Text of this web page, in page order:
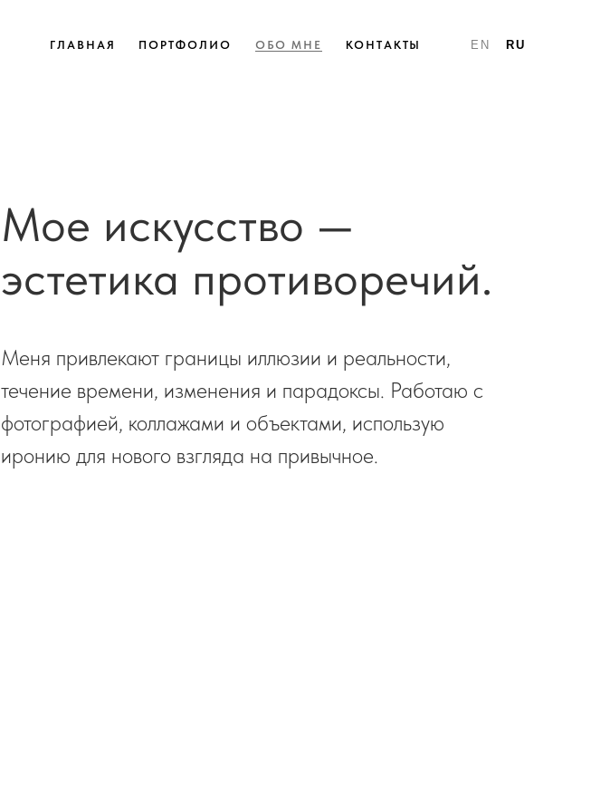
ГЛАВНАЯ ПОРТФОЛИО ОБО МНЕ КОНТАКТЫ EN RU
Мое искусство —
эстетика противоречий.
Меня привлекают границы иллюзии и реальности,
течение времени, изменения и парадоксы. Работаю с
фотографией, коллажами и объектами, использую
иронию для нового взгляда на привычное.